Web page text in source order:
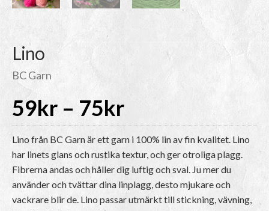
Lino
BC Garn
59kr – 75krPrisintervall:
59kr
till
Lino från BC Garn är ett garn i 100% lin av fin kvalitet. Lino
har linets glans och rustika textur, och ger otroliga plagg.
Fibrerna andas och håller dig luftig och sval. Ju mer du
använder och tvättar dina linplagg, desto mjukare och
vackrare blir de. Lino passar utmärkt till stickning, vävning,